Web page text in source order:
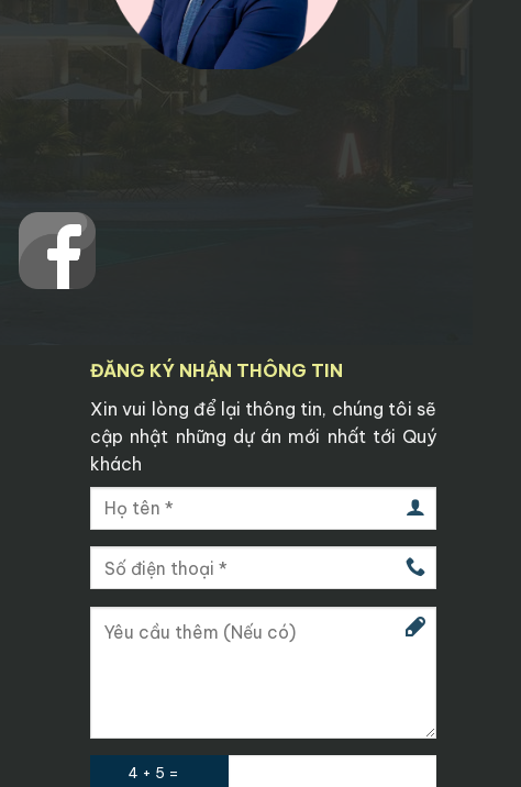
ĐĂNG KÝ NHẬN THÔNG TIN
Xin vui lòng để lại thông tin, chúng tôi sẽ
cập nhật những dự án mới nhất tới Quý
khách
4 + 5 =